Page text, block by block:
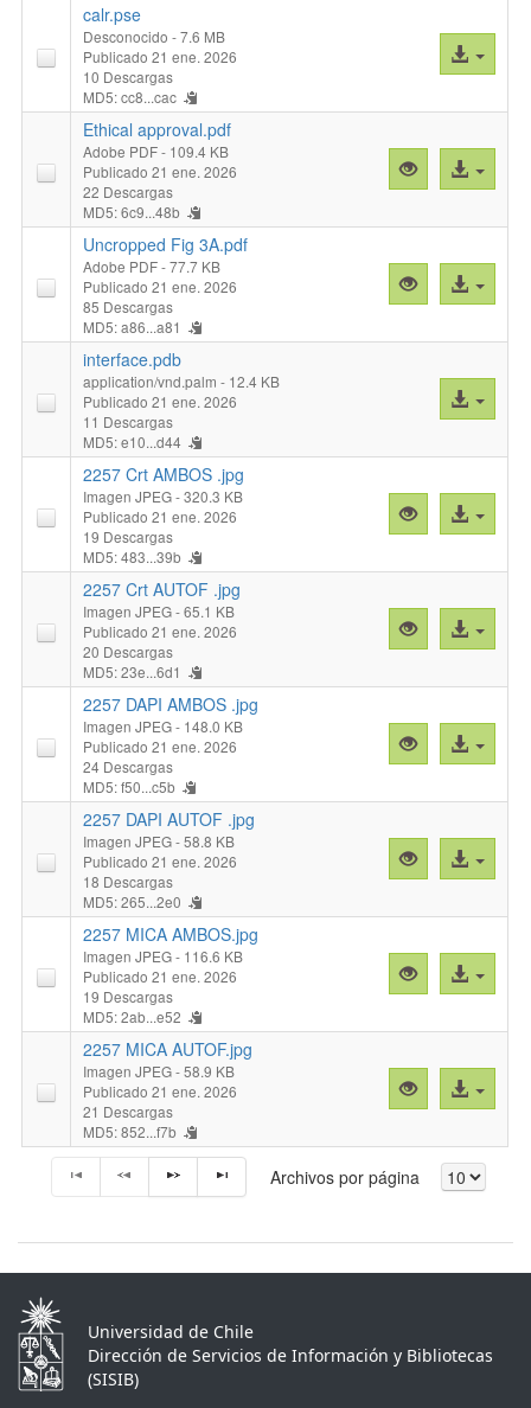
calr.pse
Desconocido - 7.6 MB
Publicado 21 ene. 2026
10 Descargas
MD5: cc8...cac
Acceso
al
Ethical approval.pdf
Adobe PDF- 109.4 KB
Publicado 21 ene. 2026
22 Descargas
MD5: 6c9...48b
Vista
previa
Acceso
al
Uncropped Fig 3A.pdf
Adobe PDF- 77.7 KB
Publicado 21 ene. 2026
85 Descargas
MD5: a86...a81
Vista
previa
3A.pdf"
Acceso
al
interface.pdb
application/vnd.palm - 12.4 KB
Publicado 21 ene. 2026
11 Descargas
MD5: e10...d44
Acceso
al
2257 Crt AMBOS .jpg
Imagen JPEG- 320.3 KB
Publicado 21 ene. 2026
19 Descargas
MD5: 483...39b
Vista
previa
AMBOS
.jpg"
Acceso
al
2257 Crt AUTOF .jpg
Imagen JPEG- 65.1 KB
Publicado 21 ene. 2026
20 Descargas
MD5: 23e...6d1
Vista
previa
AUTOF
.jpg"
Acceso
al
2257 DAPI AMBOS .jpg
Imagen JPEG- 148.0 KB
Publicado 21 ene. 2026
24 Descargas
MD5: f50...c5b
Vista
previa
AMBOS
.jpg"
Acceso
al
2257 DAPI AUTOF .jpg
Imagen JPEG- 58.8 KB
Publicado 21 ene. 2026
18 Descargas
MD5: 265...2e0
Vista
previa
AUTOF
.jpg"
Acceso
al
2257 MICA AMBOS.jpg
Imagen JPEG- 116.6 KB
Publicado 21 ene. 2026
19 Descargas
MD5: 2ab...e52
Vista
previa
AMBOS.jpg"
Acceso
al
2257 MICA AUTOF.jpg
Imagen JPEG- 58.9 KB
Publicado 21 ene. 2026
21 Descargas
MD5: 852...f7b
Vista
previa
MICA
AUTOF.jpg"
Acceso
al
Archivos por página
Universidad de Chile
Dirección de Servicios de Información y Bibliotecas
(SISIB)